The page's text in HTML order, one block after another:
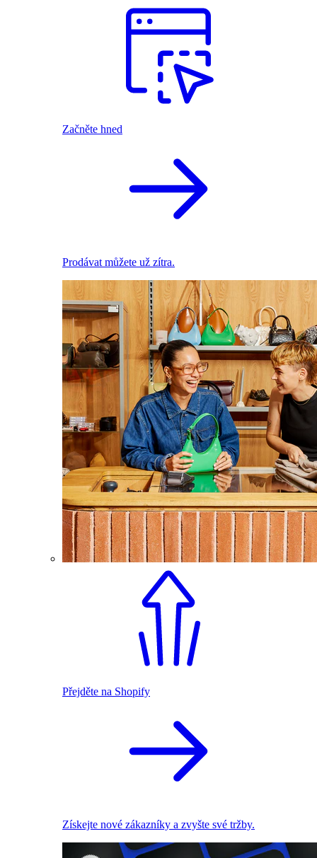
Začněte hned
Prodávat můžete už zítra.
Přejděte na Shopify
Získejte nové zákazníky a zvyšte své tržby.